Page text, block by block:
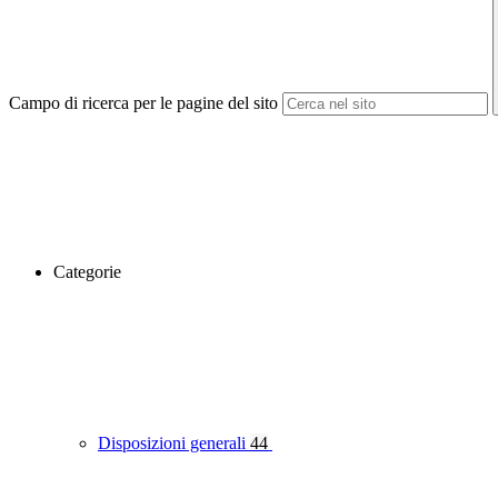
Campo di ricerca per le pagine del sito
Categorie
Disposizioni generali 44